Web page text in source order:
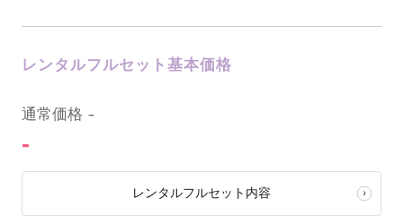
レンタルフルセット基本価格
通常価格 -
-
レンタルフルセット内容